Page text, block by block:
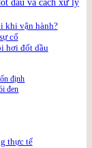
khi vận hành?
cố
hơi đốt dầu
định
đen
thực tế